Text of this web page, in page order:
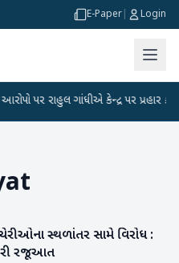
E-Paper Login
પર રાહુલ ગાંધીએ કેન્દ્ર પર પ્રહાર કર્યા
સ્થળાંતર સામે વિરોધ :
રજૂઆત